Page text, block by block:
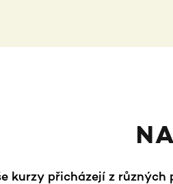
kurzy přicházejí z